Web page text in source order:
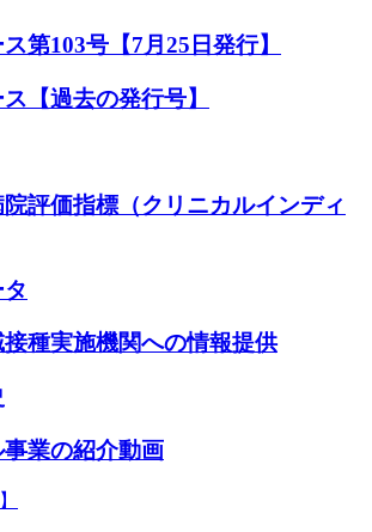
第103号【7月25日発行】
【過去の発行号】
評価指標（クリニカルインディ
種実施機関への情報提供
業の紹介動画